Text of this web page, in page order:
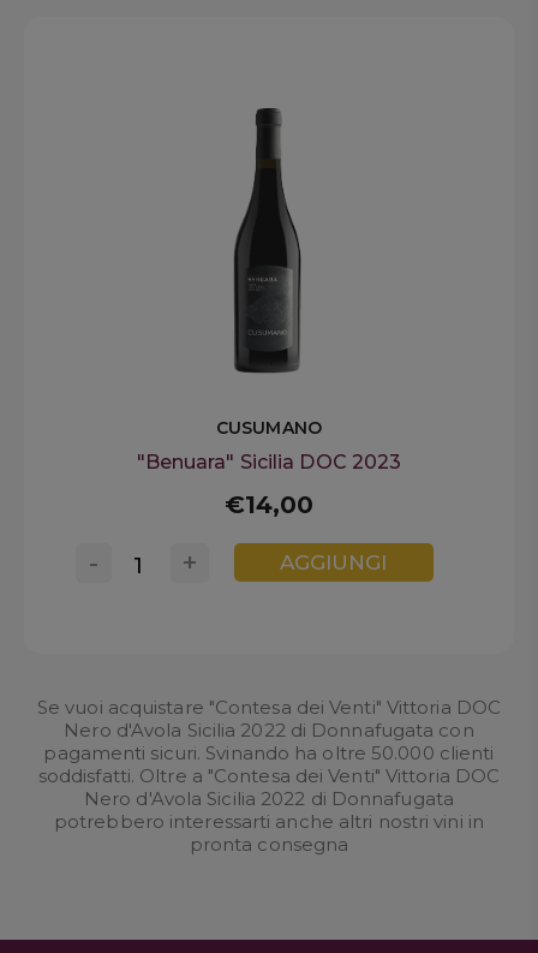
CUSUMANO
"Benuara" Sicilia DOC 2023
€14,00
+
- AGGIUNGI
Se vuoi acquistare "Contesa dei Venti" Vittoria DOC
Nero d'Avola Sicilia 2022 di Donnafugata con
pagamenti sicuri. Svinando ha oltre 50.000 clienti
soddisfatti. Oltre a "Contesa dei Venti" Vittoria DOC
Nero d'Avola Sicilia 2022 di Donnafugata
potrebbero interessarti anche altri nostrivini in
pronta consegna